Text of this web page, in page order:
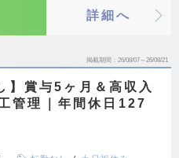
詳細へ
掲載期間 26/08/07～26/08/21
】賞与5ヶ月＆高収入
管理｜年間休日127